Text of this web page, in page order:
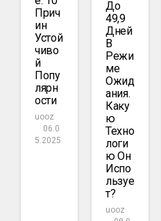
Прич
Ин
Устой
Чиво
Й
Попу
Лярн
Ости
uooz
06.0
5.2025
До
49,9
Дней
В
Режи
Ме
Ожид
Ания.
Каку
Ю
Техно
Логи
Ю Он
Испо
Льзуе
Т?
uooz